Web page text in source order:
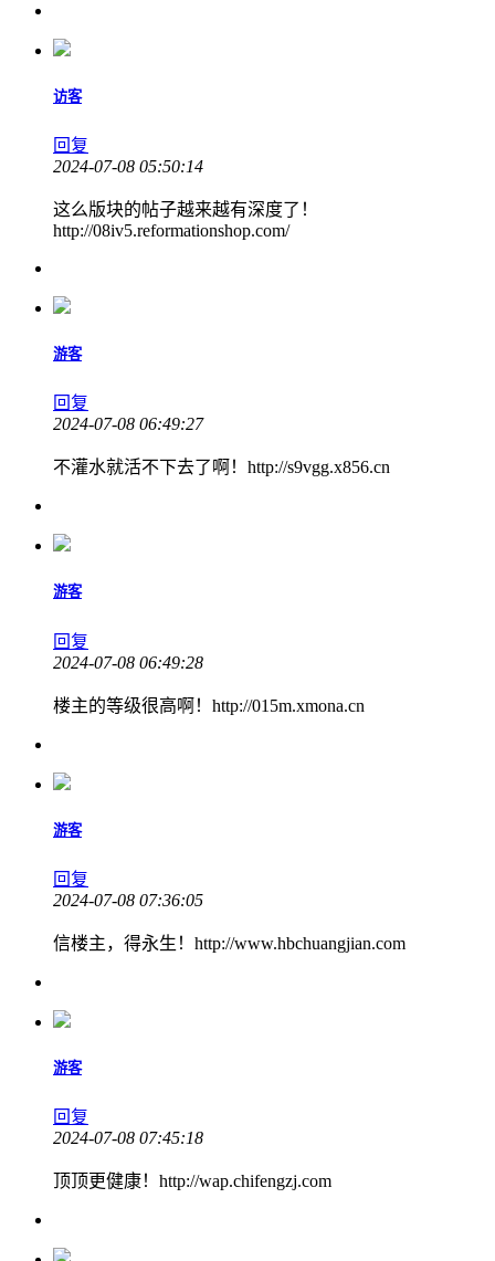
访客
回复
2024-07-08 05:50:14
这么版块的帖子越来越有深度了！
http://08iv5.reformationshop.com/
游客
回复
2024-07-08 06:49:27
不灌水就活不下去了啊！http://s9vgg.x856.cn
游客
回复
2024-07-08 06:49:28
楼主的等级很高啊！http://015m.xmona.cn
游客
回复
2024-07-08 07:36:05
信楼主，得永生！http://www.hbchuangjian.com
游客
回复
2024-07-08 07:45:18
顶顶更健康！http://wap.chifengzj.com